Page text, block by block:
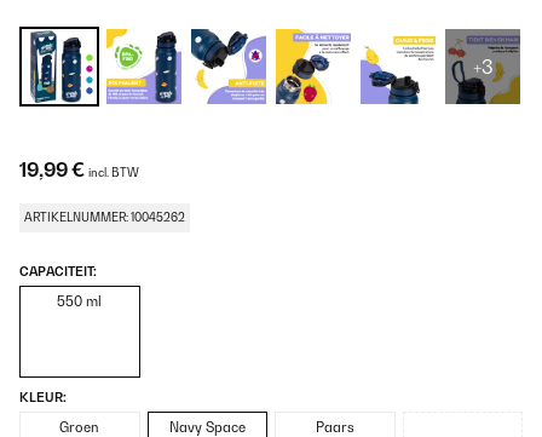
+3
19,99 € incl. BTW
ARTIKELNUMMER: 10045262
CAPACITEIT:
550 ml
KLEUR:
Groen Navy Space Paars